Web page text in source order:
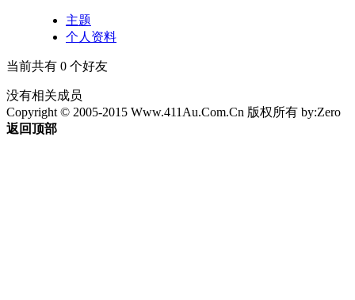
主题
个人资料
当前共有 0 个好友
没有相关成员
Copyright © 2005-2015 Www.411Au.Com.Cn 版权所有 by:Zero
返回顶部